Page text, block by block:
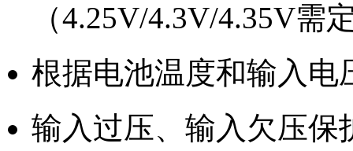
（4.25V/4.3V/4.35V需
根据电池温度和输入电
输入过压、输入欠压保